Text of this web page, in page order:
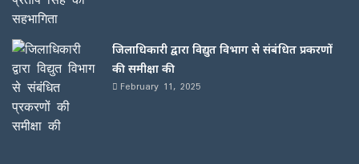
जिलाधिकारी द्वारा विद्युत विभाग से संबंधित प्रकरणों
की समीक्षा की
February 11, 2025